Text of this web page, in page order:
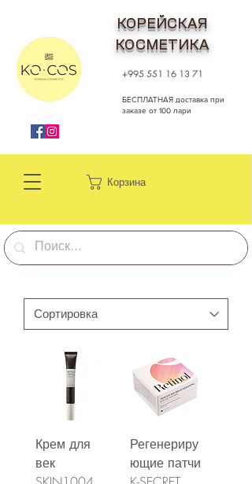
Корзина
КОРЕЙСКАЯ
КОСМЕТИКА
+995 551 16 13 71
БЕСПЛАТНАЯ доставка при
заказе от 100 лари
Крем для
век
Регенериру
ющие патчи